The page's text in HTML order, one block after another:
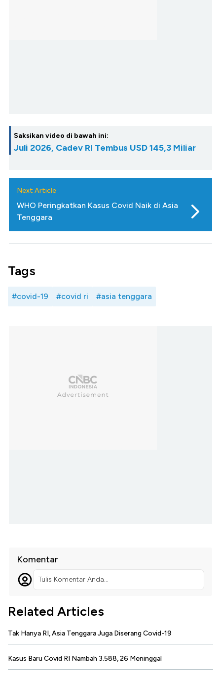
Saksikan video di bawah ini:
Juli 2026, Cadev RI Tembus USD 145,3 Miliar
Next Article
WHO Peringkatkan Kasus Covid Naik di Asia
Tenggara
Tags
#covid-19 #covid ri #asia tenggara
Komentar
Tulis Komentar Anda...
Related Articles
Tak Hanya RI, Asia Tenggara Juga Diserang Covid-19
Kasus Baru Covid RI Nambah 3.588, 26 Meninggal